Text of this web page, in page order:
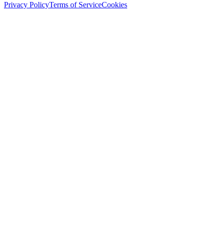
Privacy PolicyTerms of ServiceCookies